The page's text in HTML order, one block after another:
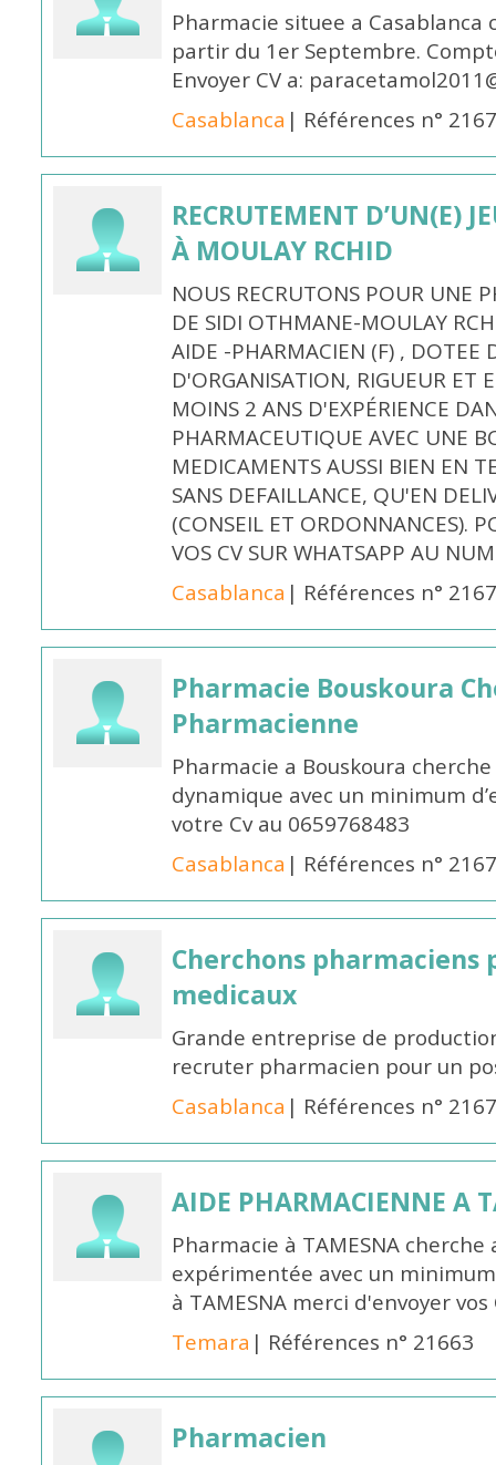
Pharmacie situee a
partir du 1er Septembre.
Envoyer CV a:
Casablanca | Références n°
RECRUTEMENT D’UN(E)
À MOULAY RCHID
NOUS RECRUTONS POUR UNE
DE SIDI OTHMANE-MOULAY
AIDE -PHARMACIEN (F) , DOTEE
D'ORGANISATION, RIGUEUR ET
MOINS 2 ANS D'EXPÉRIENCE
PHARMACEUTIQUE AVEC UNE
MEDICAMENTS AUSSI BIEN EN
SANS DEFAILLANCE, QU'EN
(CONSEIL ET ORDONNANCES).
VOS CV SUR WHATSAPP AU
Casablanca | Références n°
Pharmacie Bouskoura
Pharmacienne
Pharmacie a Bouskoura
dynamique avec un minimum
votre Cv au 0659768483
Casablanca | Références n°
Cherchons
medicaux
Grande entreprise de
recruter pharmacien pour un
Casablanca | Références n°
AIDE PHARMACIENNE A
Pharmacie à TAMESNA
expérimentée avec un
à TAMESNA merci d'envoyer
Temara | Références n° 21663
Pharmacien